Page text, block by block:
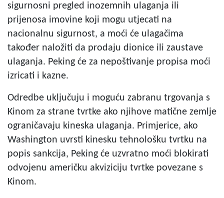
sigurnosni pregled inozemnih ulaganja ili
prijenosa imovine koji mogu utjecati na
nacionalnu sigurnost, a moći će ulagačima
također naložiti da prodaju dionice ili zaustave
ulaganja. Peking će za nepoštivanje propisa moći
izricati i kazne.
Odredbe uključuju i moguću zabranu trgovanja s
Kinom za strane tvrtke ako njihove matične zemlje
ograničavaju kineska ulaganja. Primjerice, ako
Washington uvrsti kinesku tehnološku tvrtku na
popis sankcija, Peking će uzvratno moći blokirati
odvojenu američku akviziciju tvrtke povezane s
Kinom.